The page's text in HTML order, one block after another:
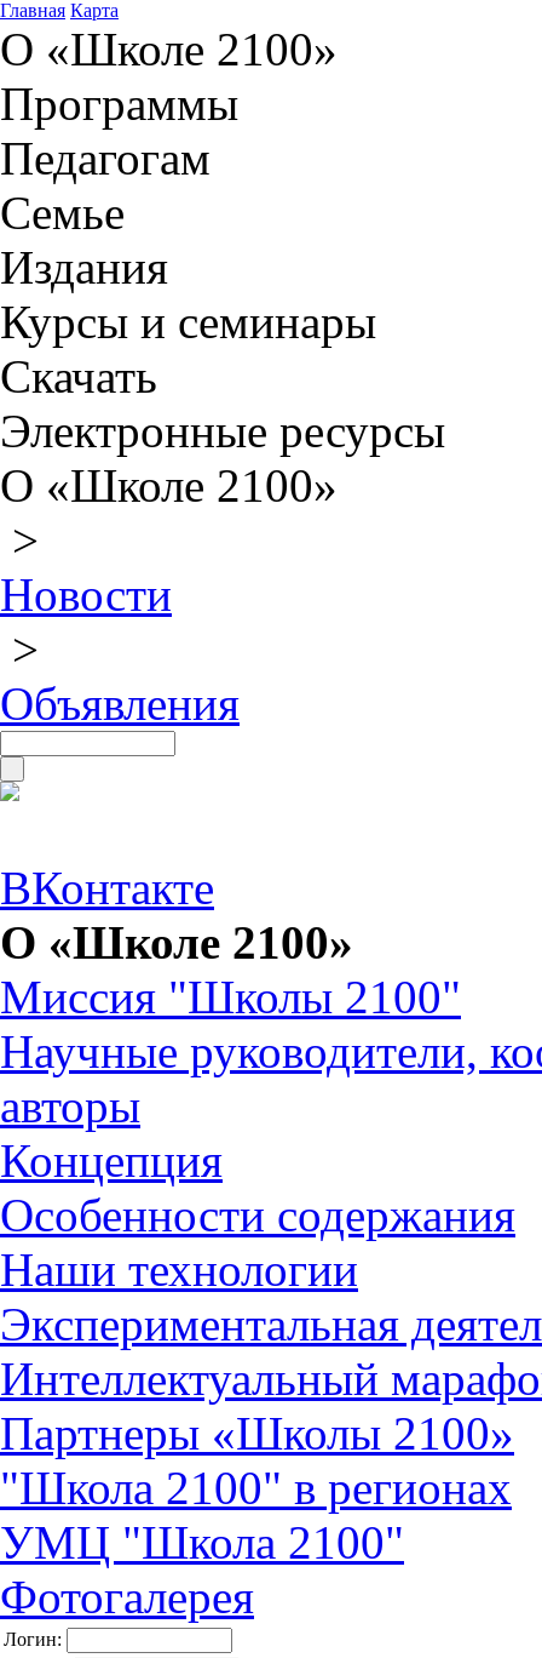
Главная Карта
О «Школе 2100»
Программы
Педагогам
Семье
Издания
Курсы и семинары
Скачать
Электронные ресурсы
О «Школе 2100»
>
Новости
>
Объявления
ВКонтакте
О «Школе 2100»
Миссия "Школы 2100"
Научные руководители,
авторы
Концепция
Особенности содержания
Наши технологии
Экспериментальная
Интеллектуальный
Партнеры «Школы 2100»
"Школа 2100" в регионах
УМЦ "Школа 2100"
Фотогалерея
Логин: